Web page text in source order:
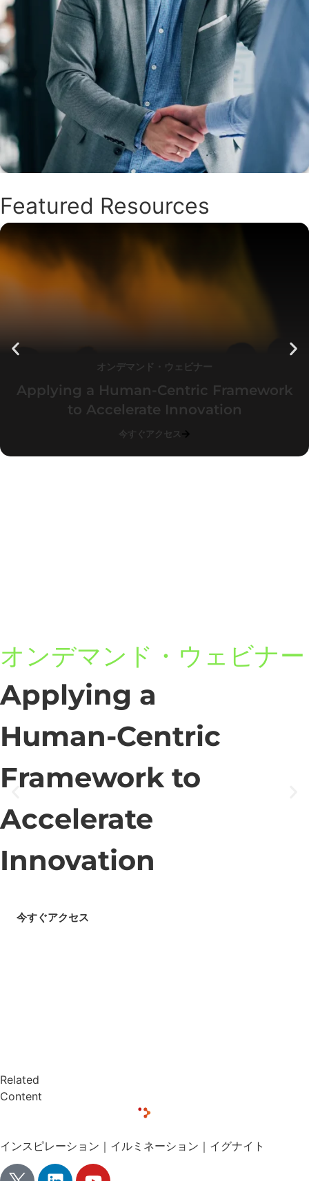
Featured Resources
オンデマンド・ウェビナー
Applying a Human-Centric Framework
to Accelerate Innovation
今すぐアクセス
オンデマンド・ウェビナー
Applying a
Human-Centric
Framework to
Accelerate
Innovation
今すぐアクセス
Related
Content
インスピレーション｜イルミネーション｜イグナイト